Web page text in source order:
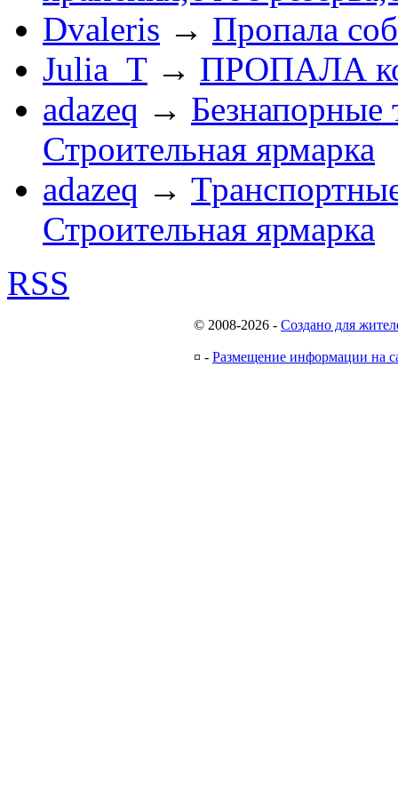
Dvaleris → Пропала
Julia_T → ПРОПАЛА
adazeq → Безнапорные
Строительная ярмарка
adazeq →
Строительная ярмарка
RSS
© 2008-2026 - Создано для
¤ - Размещение информации на